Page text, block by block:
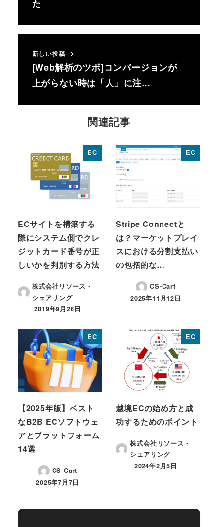
た
新しい投稿
[Web解析のツボ]コンバージョンが
上がらない時は「人」に注…
関連記事
EC
ECサイトを構築する
際にシステム側でクレ
ジットカード番号が正
しいかを判別する方法
株式会社リソース・
シェアリング
投稿日
2019年9月26日
EC
Stripe Connectと
は？マーケットプレイ
スにおける分割支払い
の包括的な…
CS-Cart
投稿日
2025年11月12日
EC
【2025年版】ベスト
なB2B ECソフトウェ
アとプラットフォーム
14選
CS-Cart
投稿日
2025年7月7日
EC
越境ECの始め方と成
功するためのポイント
株式会社リソース・
シェアリング
投稿日
2024年2月5日